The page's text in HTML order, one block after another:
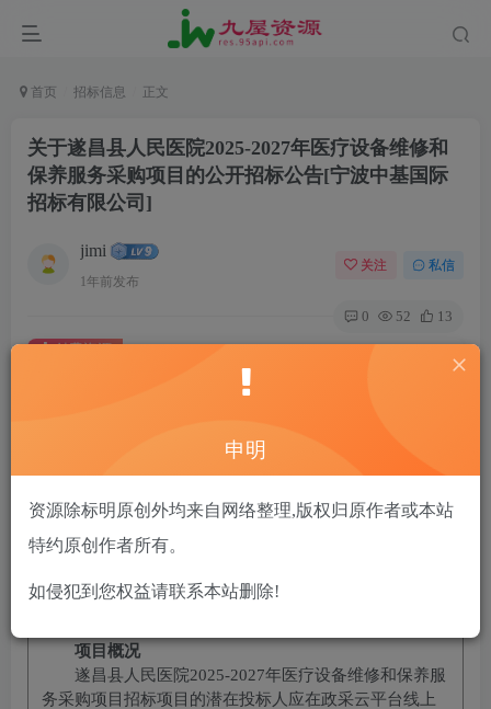
首页 招标信息 正文
关于遂昌县人民医院2025-2027年医疗设备维修和
保养服务采购项目的公开招标公告[宁波中基国际
招标有限公司]
jimi
1年前发布
关注 私信
0 52 13
￥ 20
付费资源
项目概况
遂昌县人民医院2025-2027年医疗设备维修和保养服
务采购项目 招标项目的潜在投标人应在政采云平台线上
申明
资源除标明原创外均来自网络整理,版权归原作者或本站
特约原创作者所有。
如侵犯到您权益请联系本站删除!